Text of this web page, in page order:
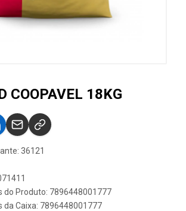
COOPAVEL 18KG
36121
do Produto: 7896448001777
da Caixa: 7896448001777